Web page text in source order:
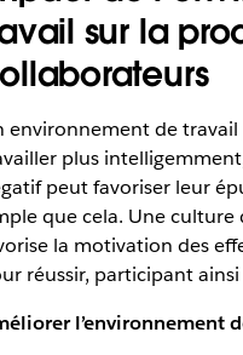
sur la
environnement de
plus
peut favoriser leur
que cela. Une culture
la motivation des
réussir, participant ainsi
l’environnement